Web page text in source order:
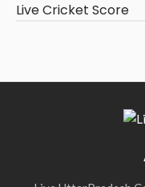
Live Cricket Score